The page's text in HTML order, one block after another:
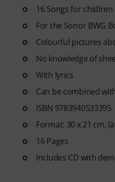
16 Songs for chidlren
For the Sonor BWG
Colourful pictures
No knowledge of
With lyrics
Can be combined
ISBN 9783940533395
Format: 30 x 21 cm,
16 Pages
Includes CD with